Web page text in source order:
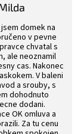
domek na
v pevne
chvatal s
ale neoznamil
cas. Nakonec
V baleni
a srouby, s
dohodnuto
dodani.
OK omluva a
Za tu cenu